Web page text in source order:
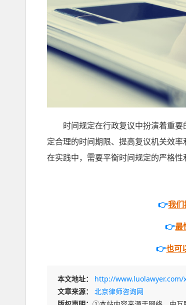
时间规定在行政复议中扮演着重要
定合理的时间期限、提高复议机关效
在实践中，需要平衡时间规定的严格性
👉我
👉最
👉也可
本文地址：
http://
文章来源：
北京律师咨询网